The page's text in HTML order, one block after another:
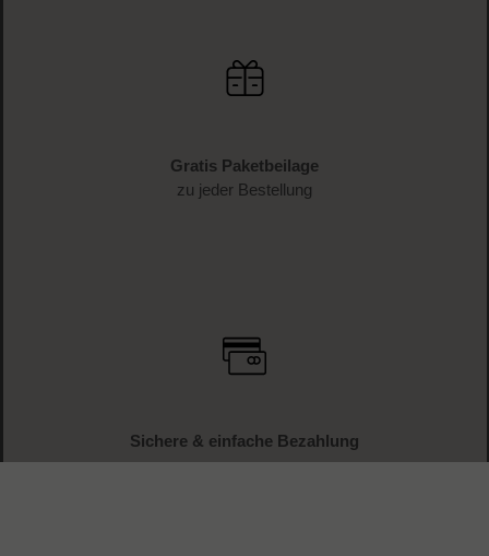
Gratis Paketbeilage
zu jeder Bestellung
Sichere & einfache Bezahlung